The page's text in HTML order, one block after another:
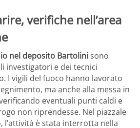
verifiche nell’area
nel deposito Bartolinisono
investigatori e dei tecnici
I vigili del fuoco hanno lavorato
ma anche alla messa in
eventuali punti caldi e
non riprendesse. Nel piazzale
l’attività è stata interrotta nella